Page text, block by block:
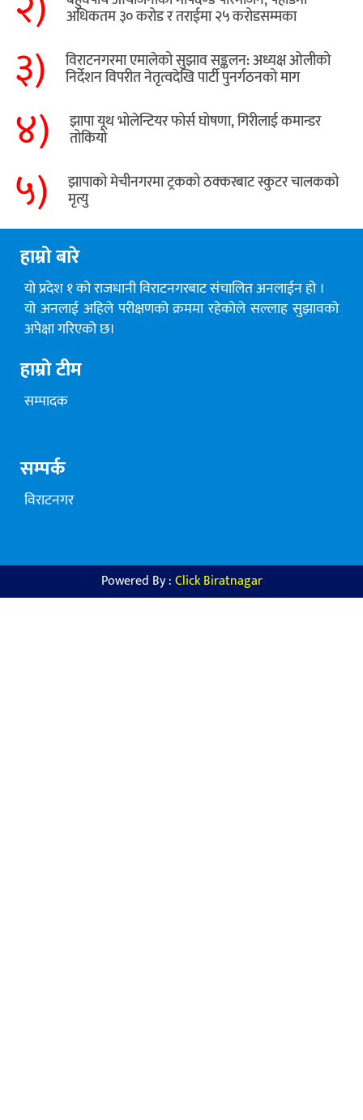
अधिकतम ३० करोड र तराईमा २५ करोडसम्मका
३) विराटनगरमा एमालेको सुझाव सङ्कलन: अध्यक्ष ओलीको
निर्देशन विपरीत नेतृत्वदेखि पार्टी पुनर्गठनको माग
४) झापा यूथ भोलेन्टियर फोर्स घोषणा, गिरीलाई कमान्डर
तोकियो
५) ​झापाको मेचीनगरमा ट्रकको ठक्करबाट स्कुटर चालकको
मृत्यु
हाम्रो बारे
यो प्रदेश १ को राजधानी विराटनगरबाट संचालित अनलाईन हो ।
यो अनलाई अहिले परीक्षणको क्रममा रहेकोले सल्लाह सुझावको
अपेक्षा गरिएको छ।
हाम्रो टीम
सम्पादक
सम्पर्क
विराटनगर
Powered By :Click Biratnagar